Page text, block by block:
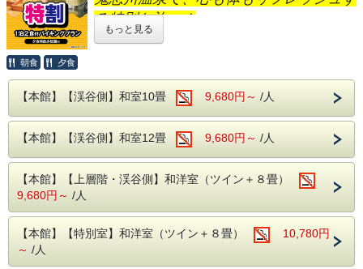
る特別な旅へ！
い！
そんなお客様にもってこい！のプランとなっております。
当館近くには観光地が盛りだくさん！
お子様に人気なおさるランドなどのテーマパークがございま
す♪
また、世界がミニチュアになったワールドスクエア！
トリックアート満載の遊べる美術館！とりっくあーとぴあ！
問い合わせください！
もっと見る
朝食 夕食
【本館】【渓谷側】和室10畳 9,680円～ /人
【本館】【渓谷側】和室12畳 9,680円～ /人
【本館】【上層階・渓谷側】和洋室（ツイン＋８畳）
9,680円～ /人
【本館】【特別室】和洋室（ツイン＋８畳）
10,780円
～ /人